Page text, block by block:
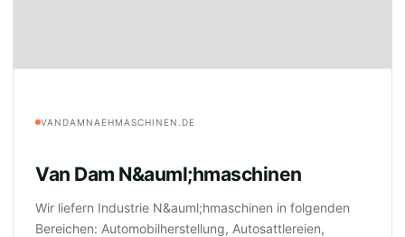
VANDAMNAEHMASCHINEN.DE
Van Dam N&auml;hmaschinen
Wir liefern Industrie N&auml;hmaschinen in folgenden
Bereichen: Automobilherstellung, Autosattlereien,